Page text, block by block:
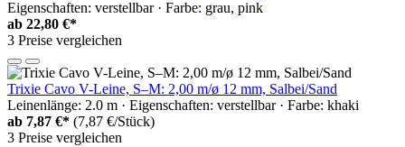
Eigenschaften: verstellbar · Farbe: grau, pink
ab 22,80 €*
3 Preise vergleichen
Trixie Cavo V-Leine, S–M: 2,00 m/ø 12 mm, Salbei/Sand
Leinenlänge: 2.0 m · Eigenschaften: verstellbar · Farbe: khaki
ab 7,87 €* (7,87 €/Stück)
3 Preise vergleichen